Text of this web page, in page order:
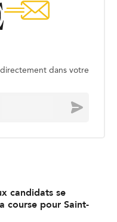
dans votre
Envoyer
candidats se
course pour Saint-